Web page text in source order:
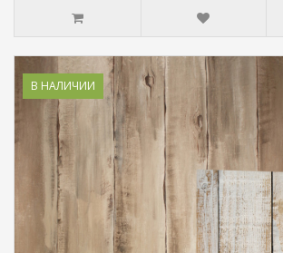
В НАЛИЧИИ